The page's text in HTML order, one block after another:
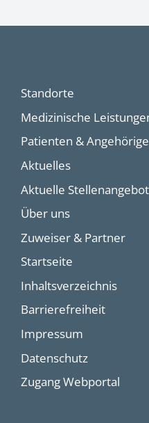
Standorte
Medizinische
Patienten & Angehörige
Aktuelles
Aktuelle
Über uns
Zuweiser & Partner
Startseite
Inhaltsverzeichnis
Barrierefreiheit
Impressum
Datenschutz
Zugang Webportal